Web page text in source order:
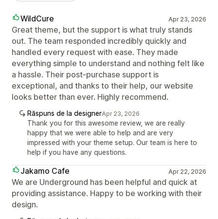
WildCure Apr 23, 2026
Great theme, but the support is what truly stands
out. The team responded incredibly quickly and
handled every request with ease. They made
everything simple to understand and nothing felt like
a hassle. Their post-purchase support is
exceptional, and thanks to their help, our website
looks better than ever. Highly recommend.
Răspuns de la designerApr 23, 2026
Thank you for this awesome review, we are really
happy that we were able to help and are very
impressed with your theme setup. Our team is here to
help if you have any questions.
Jakamo Cafe Apr 22, 2026
We are Underground has been helpful and quick at
providing assistance. Happy to be working with their
design.